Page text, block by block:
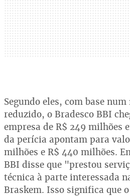
Segundo eles, com base
reduzido, o Bradesco BBI
empresa de R$ 249 milhões
da perícia apontam para
milhões e R$ 440 milhões.
BBI disse que "prestou
técnica à parte interessada
Braskem. Isso significa que